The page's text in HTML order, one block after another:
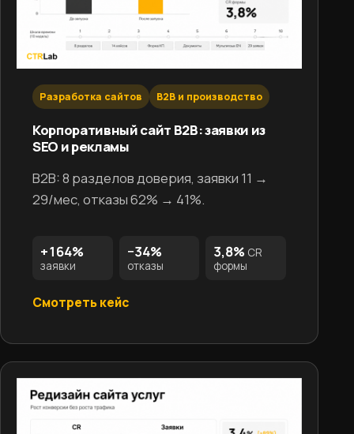
Разработка сайтов B2B и производство
Корпоративный сайт B2B: заявки из
SEO и рекламы
B2B: 8 разделов доверия, заявки 11 →
29/мес, отказы 62% → 41%.
+164%
заявки
−34%
отказы
3,8% CR
формы
Смотреть кейс